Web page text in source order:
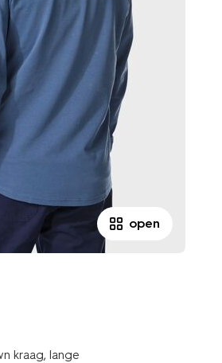
open
kraag, lange